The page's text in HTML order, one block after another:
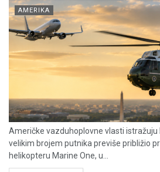
AMERIKA
Američke vazduhoplovne vlasti istražuju
velikim brojem putnika previše približio
helikopteru Marine One, u...